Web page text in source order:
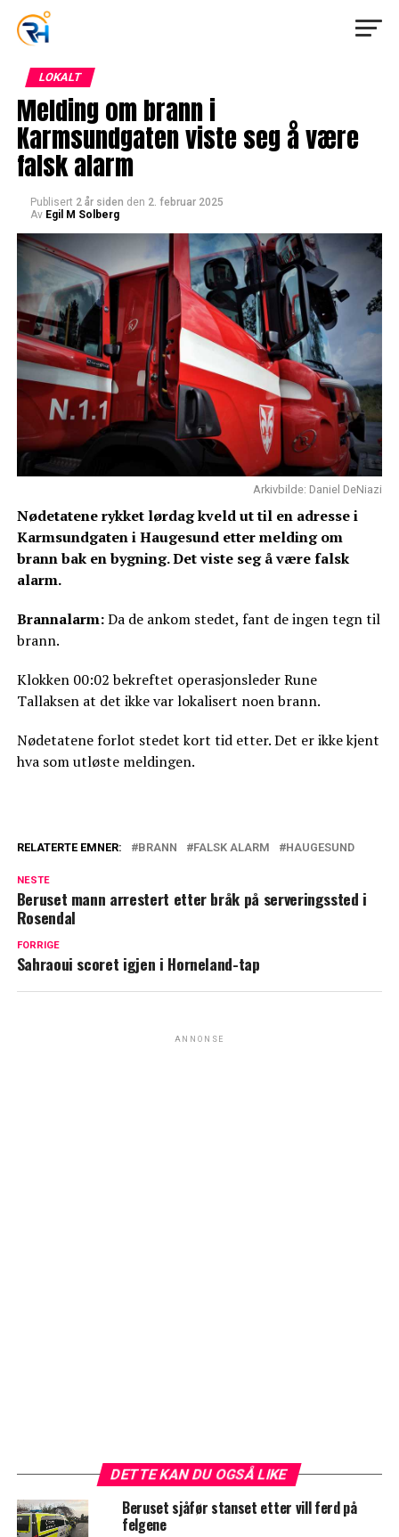
LOKALT
Melding om brann i
Karmsundgaten viste seg å være
falsk alarm
Publisert 2 år siden den 2. februar 2025
Av Egil M Solberg
Arkivbilde: Daniel DeNiazi
Nødetatene rykket lørdag kveld ut til en adresse i
Karmsundgaten i Haugesund etter melding om
brann bak en bygning. Det viste seg å være falsk
alarm.
Brannalarm:Da de ankom stedet, fant de ingen tegn til
brann.
Klokken 00:02 bekreftet operasjonsleder Rune
Tallaksen at det ikke var lokalisert noen brann.
Nødetatene forlot stedet kort tid etter. Det er ikke kjent
hva som utløste meldingen.
RELATERTE EMNER: BRANN FALSK ALARM HAUGESUND
NESTE
Beruset mann arrestert etter bråk på serveringssted i
Rosendal
FORRIGE
Sahraoui scoret igjen i Horneland-tap
ANNONSE
DETTE KAN DU OGSÅ LIKE
Beruset sjåfør stanset etter vill ferd på
felgene